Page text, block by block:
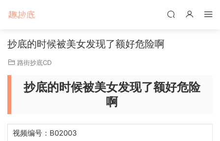
抄底的时候被美女发现了额好危险啊
路街抄底CD
抄底的时候被美女发现了额好危险
啊
视频编号：B02003